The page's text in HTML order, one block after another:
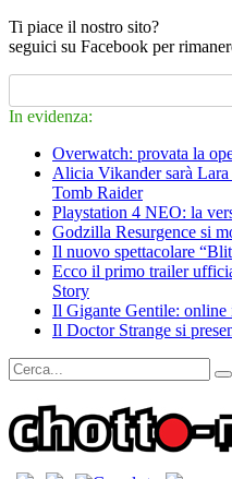
Ti piace il nostro sito?
seguici su Facebook per
In evidenza:
Overwatch: provata la
Alicia Vikander sarà
Tomb Raider
Playstation 4 NEO: la
Godzilla Resurgence si
Il nuovo spettacolare
Ecco il primo trailer
Story
Il Gigante Gentile:
Il Doctor Strange si